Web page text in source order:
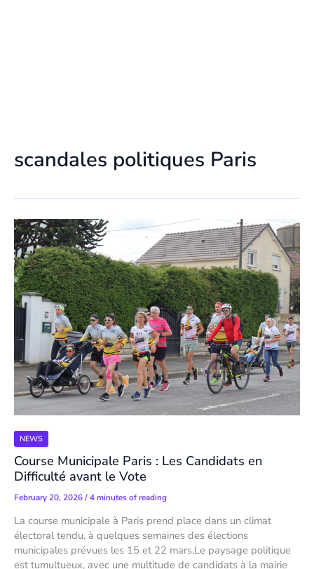
scandales politiques Paris
NEWS
Course Municipale Paris : Les Candidats en
Difficulté avant le Vote
February 20, 2026/4 minutes of reading
La course municipale à Paris prend place dans un climat
électoral tendu, à quelques semaines des élections
municipales prévues les 15 et 22 mars.Le paysage politique
est tumultueux, avec une multitude de candidats à la mairie